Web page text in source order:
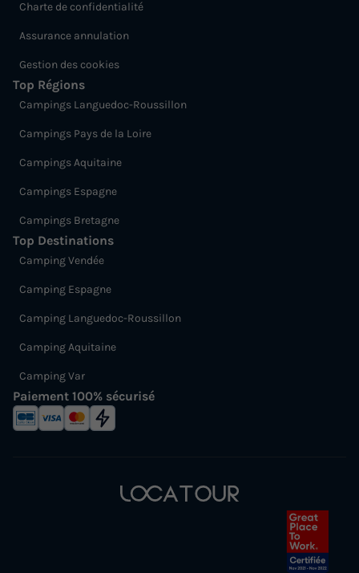
Charte de confidentialité
Assurance annulation
Gestion des cookies
Top Régions
Campings Languedoc-Roussillon
Campings Pays de la Loire
Campings Aquitaine
Campings Espagne
Campings Bretagne
Top Destinations
Camping Vendée
Camping Espagne
Camping Languedoc-Roussillon
Camping Aquitaine
Camping Var
Paiement 100% sécurisé